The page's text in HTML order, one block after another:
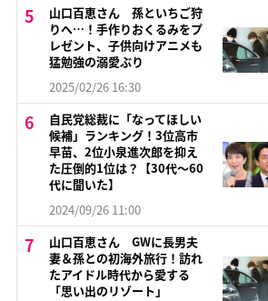
山口百恵さん 孫といちご狩
りへ…！手作りおくるみをプ
レゼント、子供向けアニメも
猛勉強の溺愛ぶり
2025/02/26 16:30
自民党総裁に「なってほしい
候補」ランキング！3位高市
早苗、2位小泉進次郎を抑え
た圧倒的1位は？【30代〜60
代に聞いた】
2024/09/26 11:00
山口百恵さん GWに長男夫
妻＆孫との初海外旅行！訪れ
たアイドル時代から愛する
「思い出のリゾート」